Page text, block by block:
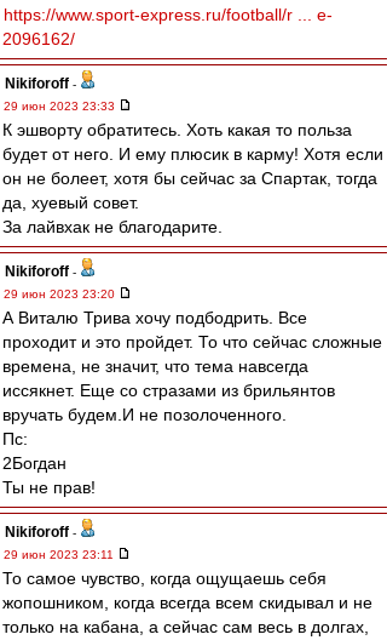
https://www.sport-express.ru/football/r ... e-
2096162/
Nikiforoff -
29 июн 2023 23:33
К эшворту обратитесь. Хоть какая то польза
будет от него. И ему плюсик в карму! Хотя если
он не болеет, хотя бы сейчас за Спартак, тогда
да, хуевый совет.
За лайвхак не благодарите.
Nikiforoff -
29 июн 2023 23:20
А Виталю Трива хочу подбодрить. Все
проходит и это пройдет. То что сейчас сложные
времена, не значит, что тема навсегда
иссякнет. Еще со стразами из брильянтов
вручать будем.И не позолоченного.
Пс:
2Богдан
Ты не прав!
Nikiforoff -
29 июн 2023 23:11
То самое чувство, когда ощущаешь себя
жопошником, когда всегда всем скидывал и не
только на кабана, а сейчас сам весь в долгах,